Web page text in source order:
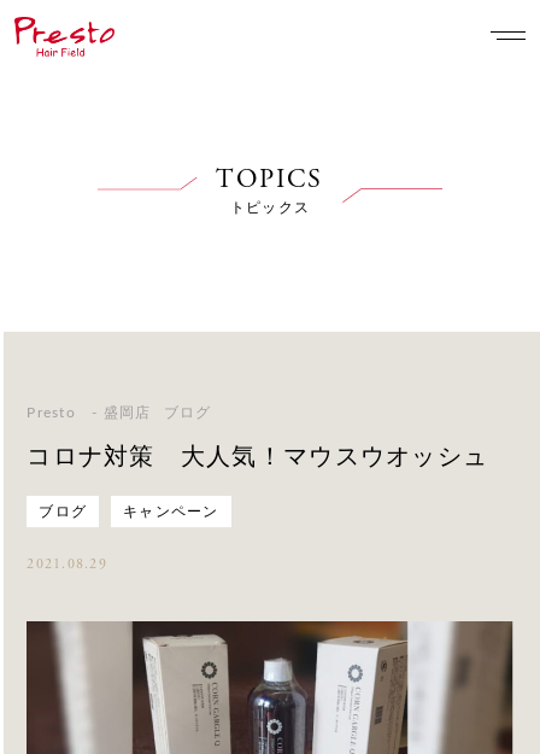
TOPICS
トピックス
Presto - 盛岡店 ブログ
コロナ対策 大人気！マウスウオッシュ
ブログ キャンペーン
2021.08.29